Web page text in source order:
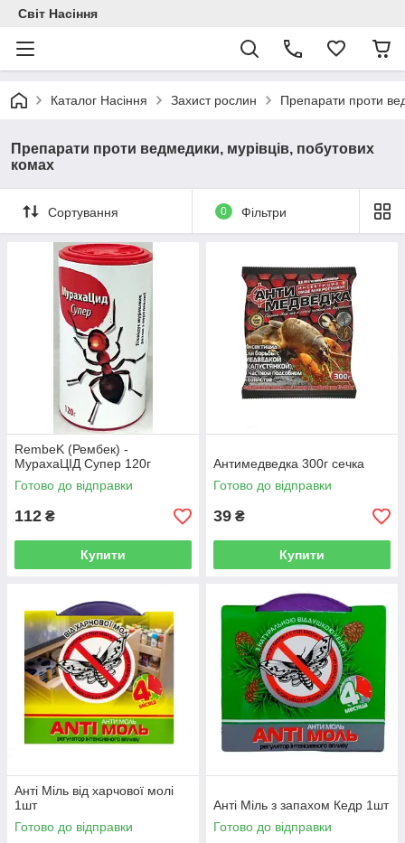
Світ Насіння
Каталог Насіння Захист рослин Препарати проти
Препарати проти ведмедики, мурівців, побутових
комах
Сортування 0 Фільтри
RembeK (Рембек) -
МурахаЦІД Супер 120г
Готово до відправки
112 ₴
Купити
Антимедведка 300г сечка
Готово до відправки
39 ₴
Купити
Анті Міль від харчової молі
1шт
Готово до відправки
Анті Міль з запахом Кедр 1шт
Готово до відправки